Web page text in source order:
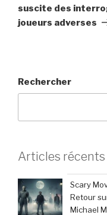
suscite des
joueurs adverses
Rechercher
Articles récents
Scary
Retour
Michael